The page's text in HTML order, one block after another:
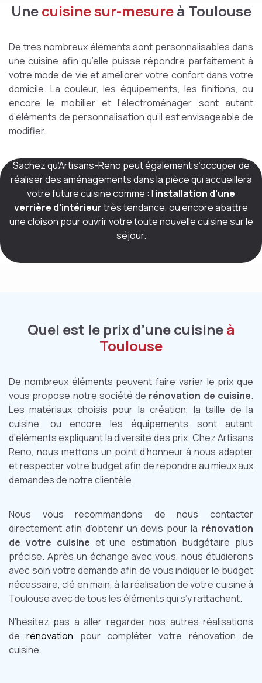
Unecuisine sur-mesureà Toulouse
De très nombreux éléments sont personnalisables dans
une cuisine afin qu’elle puisse répondre parfaitement à
votre mode de vie et améliorer votre confort dans votre
domicile. La couleur, les équipements, les finitions, ou
encore le mobilier et l’électroménager sont autant
d’éléments de personnalisation qu’il est envisageable de
modifier.
Sachez qu’Artisans-Reno peut également s’occuper de
réaliser des aménagements dans la pièce qui accueillera
votre future cuisine comme : l’installation d’une
verrière d’intérieurtrès tendance, ou encore abattre
une cloison pour ouvrir votre toute nouvelle cuisine sur le
séjour.
Quel est le prix d’une cuisineà
Toulouse
De nombreux éléments peuvent faire varier le prix que
vous propose notre société de rénovation de cuisine.
Les matériaux choisis pour la création, la taille de la
cuisine, ou encore les équipements sont autant
d’éléments expliquant la diversité des prix. Chez Artisans
Reno, nous mettons un point d’honneur à nous adapter
et respecter votre budget afin de répondre au mieux aux
demandes de notre clientèle.
Nous vous recommandons de nous contacter
directement afin d’obtenir un devis pour la rénovation
de votre cuisine et une estimation budgétaire plus
précise. Après un échange avec vous, nous étudierons
avec soin votre demande afin de vous indiquer le budget
nécessaire, clé en main, à la réalisation de votre cuisine à
Toulouse avec de tous les éléments qui s’y rattachent.
N’hésitez pas à aller regarder nos autres réalisations
derénovation pour compléter votre rénovation de
cuisine.